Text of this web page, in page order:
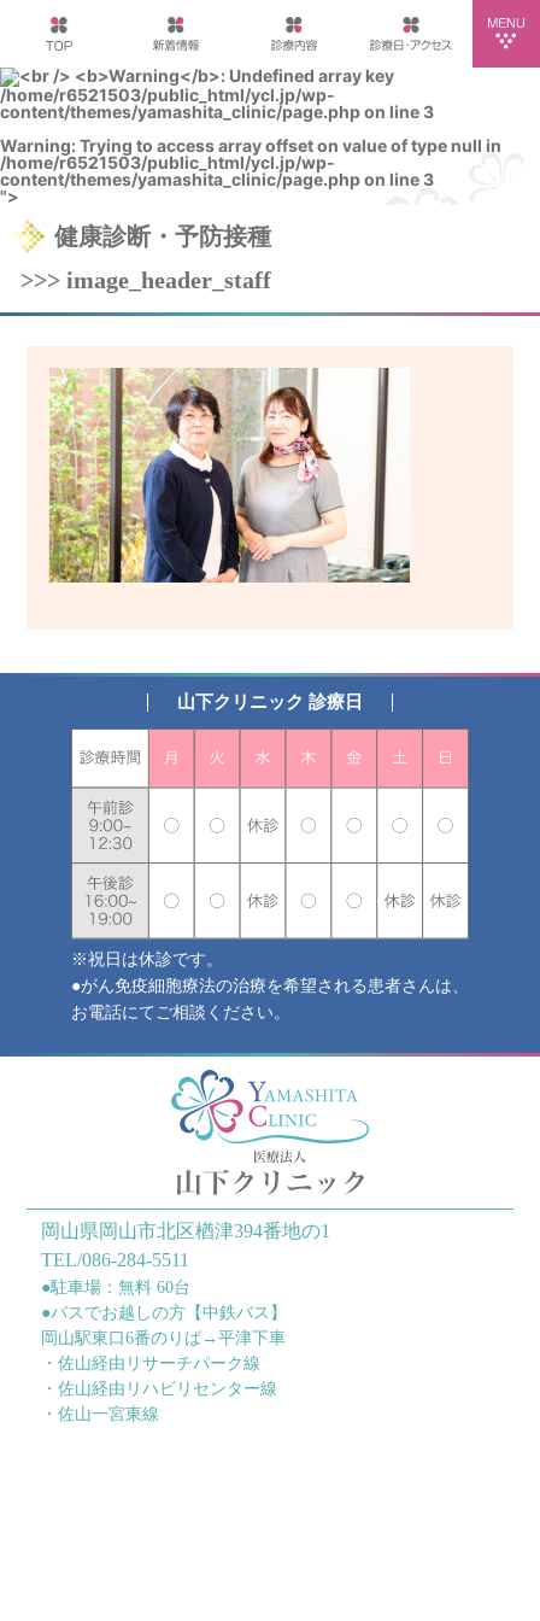
/home/r6521503/public_html/ycl.jp/wp-
content/themes/yamashita_clinic/page.php on line 3
Warning: Trying to access array offset on value of type null in
/home/r6521503/public_html/ycl.jp/wp-
content/themes/yamashita_clinic/page.phpon line 3
">
健康診断・予防接種
>>> image_header_staff
山下クリニック 診療日
※祝日は休診です。
●がん免疫細胞療法の治療を希望される患者さんは、
お電話にてご相談ください。
岡山県岡山市北区楢津394番地の1
TEL/086-284-5511
●駐車場：無料 60台
●バスでお越しの方【中鉄バス】
岡山駅東口6番のりば→平津下車
・佐山経由リサーチパーク線
・佐山経由リハビリセンター線
・佐山一宮東線